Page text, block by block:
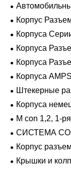
Корпус
Корпуса
Тяжелых
Корпуса
Корпуса
Корпуса
Штекерные
Корпуса
M con 1,2, 1-
герметичный
СИСТЕМА
Корпус
Крышки и